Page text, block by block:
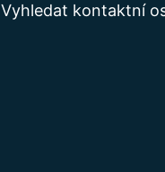
Vyhledat kontaktní